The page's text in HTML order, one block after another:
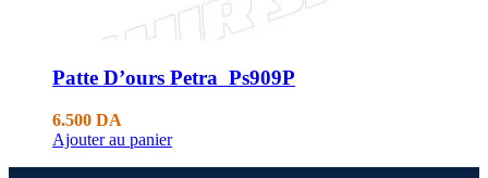
Patte D’ours Petra Ps909P
6.500 DA
Ajouter au panier